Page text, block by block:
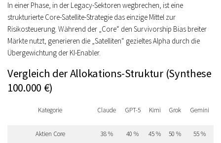
In einer Phase, in der Legacy-Sektoren wegbrechen, ist eine
strukturierte Core-Satellite-Strategie das einzige Mittel zur
Risikosteuerung. Während der „Core“ den Survivorship Bias breiter
Märkte nutzt, generieren die „Satelliten“ gezieltes Alpha durch die
Übergewichtung der KI-Enabler.
Vergleich der Allokations-Struktur (Synthese
100.000 €)
Kategorie Claude GPT-5 Kimi Grok Gemini
Aktien Core 38 % 40 % 45 % 50 % 55 %